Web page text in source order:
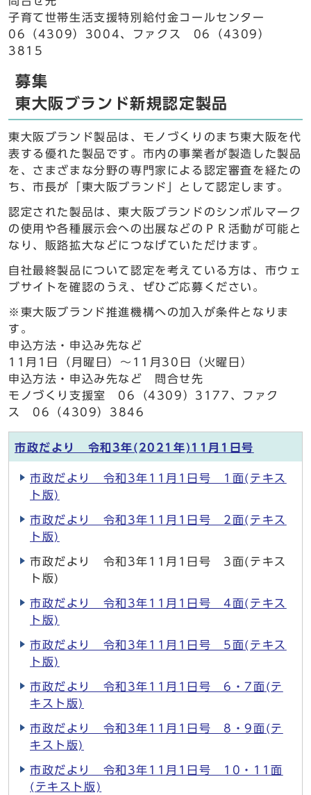
子育て世帯生活支援特別給付金コールセンター
06（4309）3004、ファクス 06（4309）
3815
募集
東大阪ブランド新規認定製品
東大阪ブランド製品は、モノづくりのまち東大阪を代
表する優れた製品です。市内の事業者が製造した製品
を、さまざまな分野の専門家による認定審査を経たの
ち、市長が「東大阪ブランド」として認定します。
認定された製品は、東大阪ブランドのシンボルマーク
の使用や各種展示会への出展などのＰＲ活動が可能と
なり、販路拡大などにつなげていただけます。
自社最終製品について認定を考えている方は、市ウェ
ブサイトを確認のうえ、ぜひご応募ください。
※東大阪ブランド推進機構への加入が条件となりま
す。
申込方法・申込み先など
11月1日（月曜日）～11月30日（火曜日）
申込方法・申込み先など 問合せ先
モノづくり支援室 06（4309）3177、ファク
ス 06（4309）3846
市政だより 令和3年(2021年)11月1日号
市政だより 令和3年11月1日号 1面(テキス
ト版)
市政だより 令和3年11月1日号 2面(テキス
ト版)
市政だより 令和3年11月1日号 3面(テキス
ト版)
市政だより 令和3年11月1日号 4面(テキス
ト版)
市政だより 令和3年11月1日号 5面(テキス
ト版)
市政だより 令和3年11月1日号 6・7面(テ
キスト版)
市政だより 令和3年11月1日号 8・9面(テ
キスト版)
市政だより 令和3年11月1日号 10・11面
(テキスト版)